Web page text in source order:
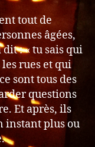
tout de
âgées,
: « tu sais qui
les rues et qui
sont tous des
questions
Et après, ils
instant plus ou